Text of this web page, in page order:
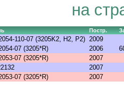
на
Постр.
110-07 (3205K2, H2, P2) 2009
07 (3205*R) 2006
07 (3205*R)
2007
2007
07 (3205*R) 2007